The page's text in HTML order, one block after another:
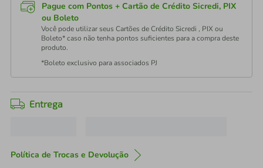
Pague com Pontos + Cartão de Crédito Sicredi, PIX
ou Boleto
Você pode utilizar seus Cartões de Crédito Sicredi , PIX ou
Boleto* caso não tenha pontos suficientes para a compra deste
produto.
*Boleto exclusivo para associados PJ
Entrega
Política de Trocas e Devolução